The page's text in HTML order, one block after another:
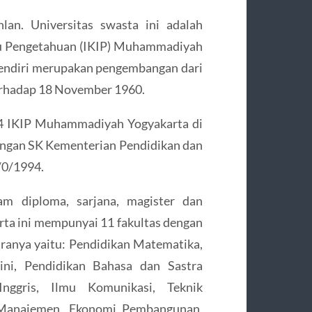
Universitas swasta ini adalah
(IKIP) Muhammadiyah
merupakan pengembangan dari
18 November 1960.
IKIP Muhammadiyah Yogyakarta di
SK Kementerian Pendidikan dan
1994.
diploma, sarjana, magister dan
ini mempunyai 11 fakultas dengan
yaitu: Pendidikan Matematika,
Pendidikan Bahasa dan Sastra
Ilmu Komunikasi, Teknik
Ekonomi Pembangunan,